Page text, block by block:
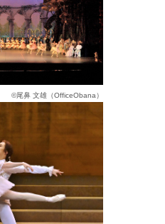
©尾鼻 文雄（OfficeObana）